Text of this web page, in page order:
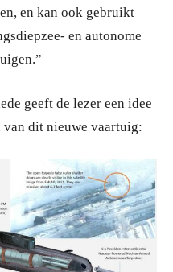
en kan ook gebruikt
en autonome
geeft de lezer een idee
dit nieuwe vaartuig: